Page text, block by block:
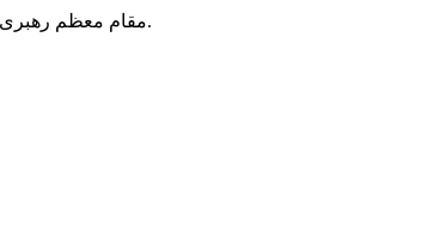
مقام معظم رهبری: در طول تاریخ، رنگ های گوناگون بر سیاست این کشور پهناور سایه افکند؛ اما رنگ ثابت مردم گیلان، رنگ ایمان بود.